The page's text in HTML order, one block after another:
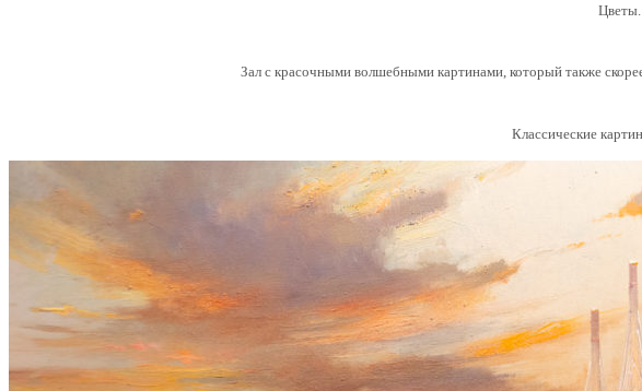
Зал с красочными волшебными картинами, который также
Классические